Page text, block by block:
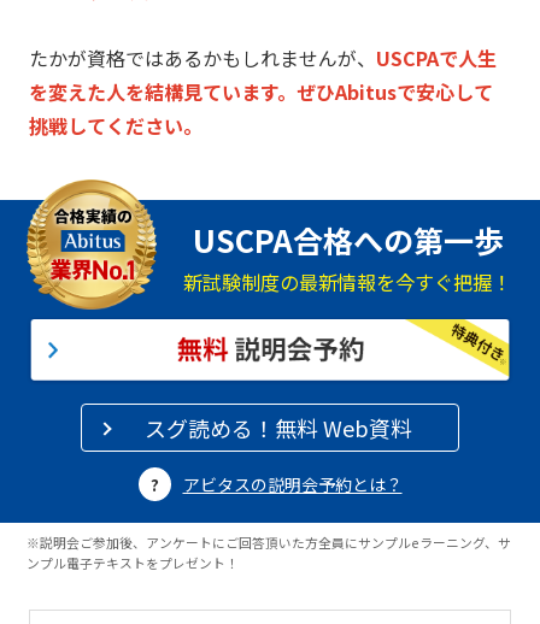
たかが資格ではあるかもしれませんが、 USCPAで人生
を変えた人を結構見ています。 ぜひAbitusで安心して
挑戦してください。
USCPA合格への第一歩
新試験制度の最新情報を今すぐ把握！
スグ読める！無料 Web資料
アビタスの説明会予約とは？
※説明会ご参加後、アンケートにご回答頂いた方全員にサンプルeラーニング、サ
ンプル電子テキストをプレゼント！